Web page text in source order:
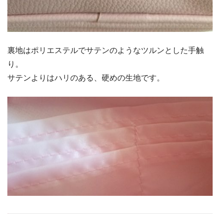
裏地はポリエステルでサテンのようなツルンとした手触
り。
サテンよりはハリのある、硬めの生地です。